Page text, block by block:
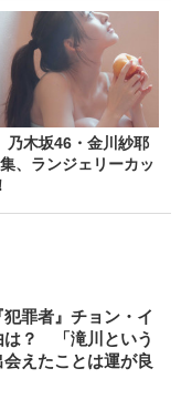
乃木坂46・金川紗耶
、ランジェリーカッ
罪者』チョン・イ
は？ 「滝川という
えたことは運が良